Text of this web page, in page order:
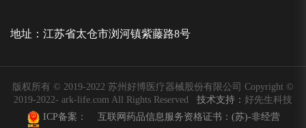
地址：江苏省太仓市浏河镇紫藤路8号
版权所有 © 2019-2022 苏州好博医疗器械股份有限公司 Copyright ©
2019-2022- ark-life.com All Rights Reserved
技术支持： 好先生科技
ICP备案：
互联网药品信息服务资格证书： (苏)-非经营